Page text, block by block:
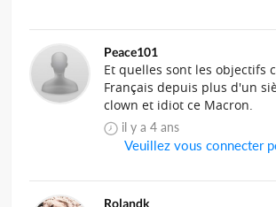
Peace101
Et quelles sont les objectifs
Français depuis plus d'un
clown et idiot ce Macron.
il y a 4 ans
Veuillez vous connecter
Rolandk